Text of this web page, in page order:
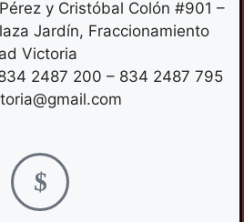
y Cristóbal Colón #901 –
Jardín, Fraccionamiento
Victoria
2487 200 – 834 2487 795